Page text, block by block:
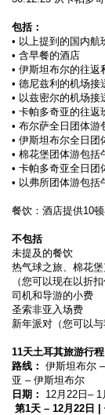
包括：
• 以上提到的国内航
• 含早餐的酒店
• 伊斯坦布尔的往返
• 德尼兹利的机场接
• 以兹密尔的机场接
• 卡帕多奇亚的往返
• 布尔萨全日团体游
• 伊斯坦布尔全日团
• 棉花堡团体游包括
• 卡帕多奇亚全日团
• 以弗所团体游包括
餐饮：酒店提供10
不包括
未提及的餐饮
热气球之旅、棉花
（您可以现在以折扣
司机和导游的小费
圣索非亚入场费
新年派对（您可以与
11天土耳其旅游行程
路线： 伊斯坦布尔
亚 – 伊斯坦布尔
日期：
12月22日– 1
第1天 – 12月22日 |